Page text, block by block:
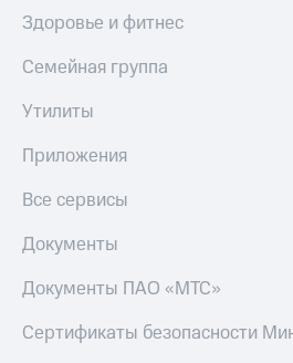
Здоровье и фитнес
Семейная группа
Утилиты
Приложения
Все сервисы
Документы
Документы ПАО «МТС»
Сертификаты безопасности